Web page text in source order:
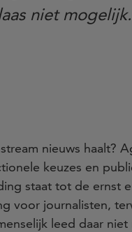
niet mogelijk.
nieuws haalt?
keuzes en
staat tot de ernst
voor journalisten,
leed daar